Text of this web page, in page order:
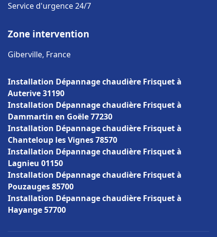
Service d'urgence 24/7
Zone intervention
Giberville, France
Installation Dépannage chaudière Frisquet à
Auterive 31190
Installation Dépannage chaudière Frisquet à
Dammartin en Goële 77230
Installation Dépannage chaudière Frisquet à
Chanteloup les Vignes 78570
Installation Dépannage chaudière Frisquet à
Lagnieu 01150
Installation Dépannage chaudière Frisquet à
Pouzauges 85700
Installation Dépannage chaudière Frisquet à
Hayange 57700